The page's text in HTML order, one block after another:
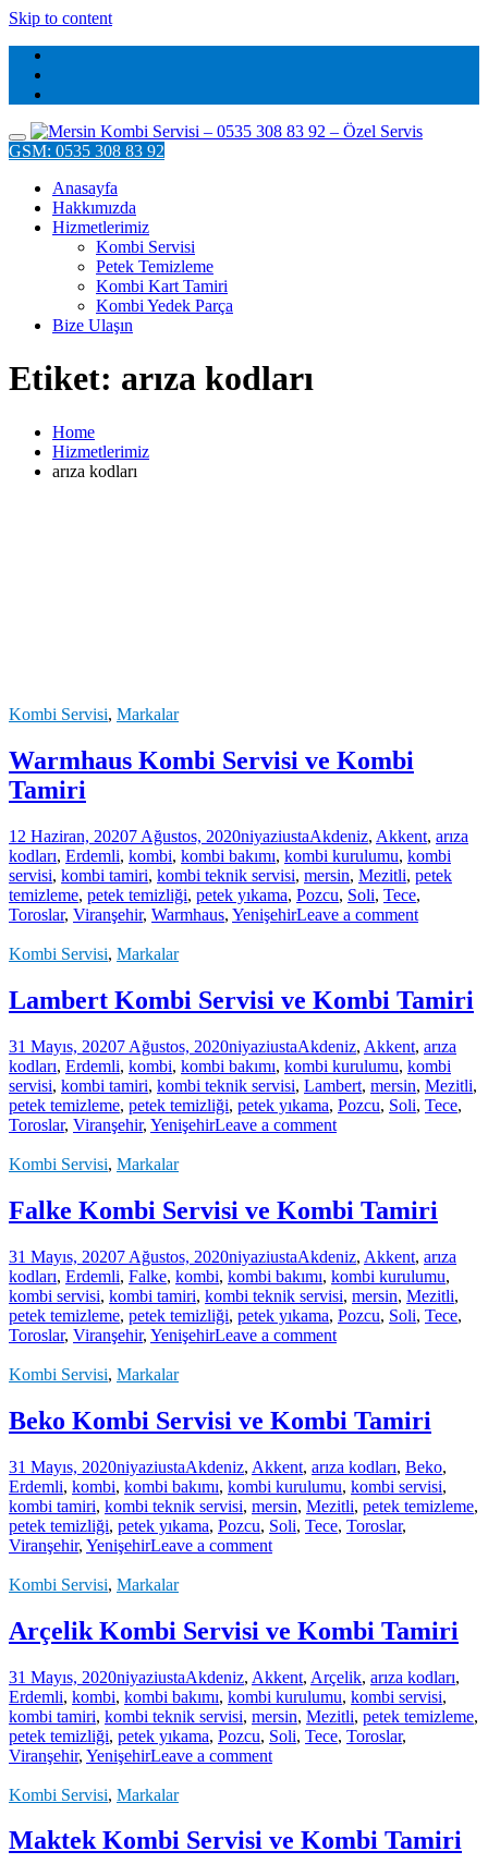
Skip to content
GSM: 0535 308 83 92
Anasayfa
Hakkımızda
Hizmetlerimiz
Kombi Servisi
Petek Temizleme
Kombi Kart Tamiri
Kombi Yedek Parça
Bize Ulaşın
Etiket: arıza kodları
Home
Hizmetlerimiz
arıza kodları
Kombi Servisi, Markalar
Warmhaus Kombi Servisi ve Kombi
Tamiri
12 Haziran, 20207 Ağustos, 2020niyaziustaAkdeniz, Akkent, arıza
kodları, Erdemli, kombi, kombi bakımı, kombi kurulumu, kombi
servisi, kombi tamiri, kombi teknik servisi, mersin, Mezitli, petek
temizleme, petek temizliği, petek yıkama, Pozcu, Soli, Tece,
Toroslar, Viranşehir, Warmhaus, YenişehirLeave a comment
Kombi Servisi, Markalar
Lambert Kombi Servisi ve Kombi Tamiri
31 Mayıs, 20207 Ağustos, 2020niyaziustaAkdeniz, Akkent, arıza
kodları, Erdemli, kombi, kombi bakımı, kombi kurulumu, kombi
servisi, kombi tamiri, kombi teknik servisi, Lambert, mersin, Mezitli,
petek temizleme, petek temizliği, petek yıkama, Pozcu, Soli, Tece,
Toroslar, Viranşehir, YenişehirLeave a comment
Kombi Servisi, Markalar
Falke Kombi Servisi ve Kombi Tamiri
31 Mayıs, 20207 Ağustos, 2020niyaziustaAkdeniz, Akkent, arıza
kodları, Erdemli, Falke, kombi, kombi bakımı, kombi kurulumu,
kombi servisi, kombi tamiri, kombi teknik servisi, mersin, Mezitli,
petek temizleme, petek temizliği, petek yıkama, Pozcu, Soli, Tece,
Toroslar, Viranşehir, YenişehirLeave a comment
Kombi Servisi, Markalar
Beko Kombi Servisi ve Kombi Tamiri
31 Mayıs, 2020niyaziustaAkdeniz, Akkent, arıza kodları, Beko,
Erdemli, kombi, kombi bakımı, kombi kurulumu, kombi servisi,
kombi tamiri, kombi teknik servisi, mersin, Mezitli, petek temizleme,
petek temizliği, petek yıkama, Pozcu, Soli, Tece, Toroslar,
Viranşehir, YenişehirLeave a comment
Kombi Servisi, Markalar
Arçelik Kombi Servisi ve Kombi Tamiri
31 Mayıs, 2020niyaziustaAkdeniz, Akkent, Arçelik, arıza kodları,
Erdemli, kombi, kombi bakımı, kombi kurulumu, kombi servisi,
kombi tamiri, kombi teknik servisi, mersin, Mezitli, petek temizleme,
petek temizliği, petek yıkama, Pozcu, Soli, Tece, Toroslar,
Viranşehir, YenişehirLeave a comment
Kombi Servisi, Markalar
Maktek Kombi Servisi ve Kombi Tamiri